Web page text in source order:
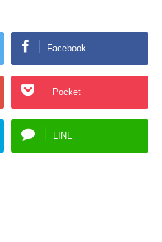
Facebook
Pocket
LINE